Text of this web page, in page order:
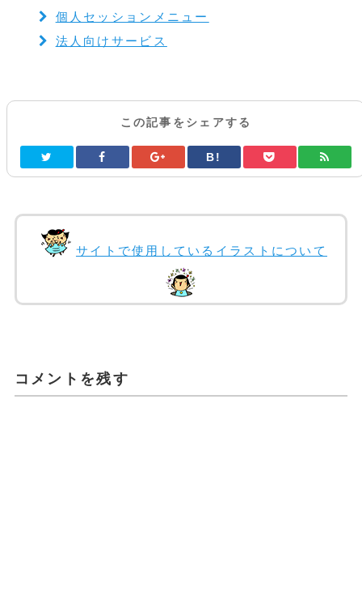
個人セッションメニュー
法人向けサービス
この記事をシェアする
B!
サイトで使用しているイラストについて
コメントを残す